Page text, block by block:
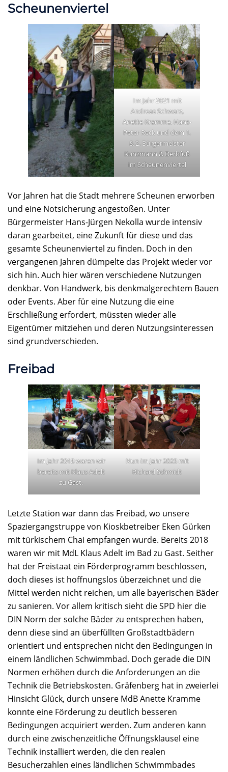
Scheunenviertel
Im Jahr 2021 mit
Andreas Schwarz,
Anette Kramme, Hans-
Peter Reck und dem 1.
& 2. Bürgermeister
Kunzmann & Derbfuß
im Scheunenviertel
Vor Jahren hat die Stadt mehrere Scheunen erworben
und eine Notsicherung angestoßen. Unter
Bürgermeister Hans-Jürgen Nekolla wurde intensiv
daran gearbeitet, eine Zukunft für diese und das
gesamte Scheunenviertel zu finden. Doch in den
vergangenen Jahren dümpelte das Projekt wieder vor
sich hin. Auch hier wären verschiedene Nutzungen
denkbar. Von Handwerk, bis denkmalgerechtem Bauen
oder Events. Aber für eine Nutzung die eine
Erschließung erfordert, müssten wieder alle
Eigentümer mitziehen und deren Nutzungsinteressen
sind grundverschieden.
Freibad
Im Jahr 2018 waren wir
bereits mit Klaus Adelt
zu Gast.
Nun im Jahr 2023 mit
Richard Schmidt
Letzte Station war dann das Freibad, wo unsere
Spaziergangstruppe von Kioskbetreiber Eken Gürken
mit türkischem Chai empfangen wurde. Bereits 2018
waren wir mit MdL Klaus Adelt im Bad zu Gast. Seither
hat der Freistaat ein Förderprogramm beschlossen,
doch dieses ist hoffnungslos überzeichnet und die
Mittel werden nicht reichen, um alle bayerischen Bäder
zu sanieren. Vor allem kritisch sieht die SPD hier die
DIN Norm der solche Bäder zu entsprechen haben,
denn diese sind an überfüllten Großstadtbädern
orientiert und entsprechen nicht den Bedingungen in
einem ländlichen Schwimmbad. Doch gerade die DIN
Normen erhöhen durch die Anforderungen an die
Technik die Betriebskosten. Gräfenberg hat in zweierlei
Hinsicht Glück, durch unsere MdB Anette Kramme
konnte eine Förderung zu deutlich besseren
Bedingungen acquiriert werden. Zum anderen kann
durch eine zwischenzeitliche Öffnungsklausel eine
Technik installiert werden, die den realen
Besucherzahlen eines ländlichen Schwimmbades